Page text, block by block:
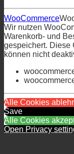
WooCommerce
Wir nutzen
Warenkorb- und
gespeichert. Diese
können nicht
Alle Cookies
Save
Alle Cookies
Open Privacy